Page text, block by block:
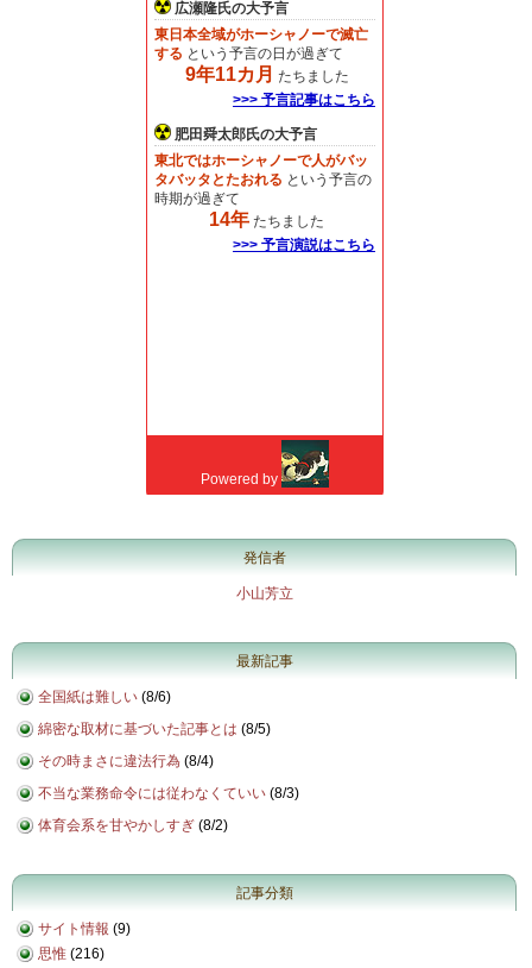
発信者
小山芳立
最新記事
全国紙は難しい (8/6)
綿密な取材に基づいた記事とは (8/5)
その時まさに違法行為 (8/4)
不当な業務命令には従わなくていい (8/3)
体育会系を甘やかしすぎ (8/2)
記事分類
サイト情報 (9)
思惟 (216)